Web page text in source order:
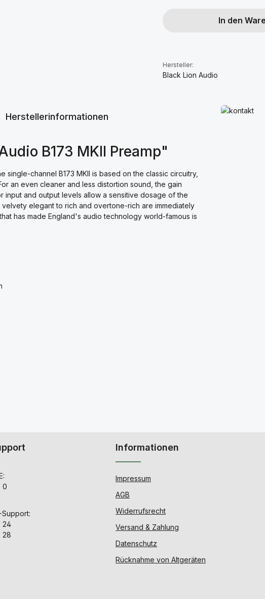
In den
Hersteller:
Black Lion Audio
Herstellerinformationen
B173 MKII Preamp"
channel B173 MKII is based on the classic circuitry,
an even cleaner and less distortion sound, the gain
and output levels allow a sensitive dosage of the
elegant to rich and overtone-rich are immediately
has made England's audio technology world-famous is
Mehr erfahren
0
Support:
24
28
Informationen
Impressum
AGB
Widerrufsrecht
Versand & Zahlung
Datenschutz
Rücknahme von Altgeräten